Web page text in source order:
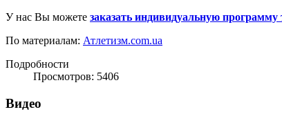
У нас Вы можете заказать индивидуальную программу
По материалам: Атлетизм.com.ua
Подробности
Просмотров: 5406
Видео